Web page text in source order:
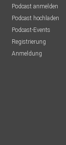
Podcast anmelden
Podcast hochladen
Podcast-Events
Registrierung
Anmeldung